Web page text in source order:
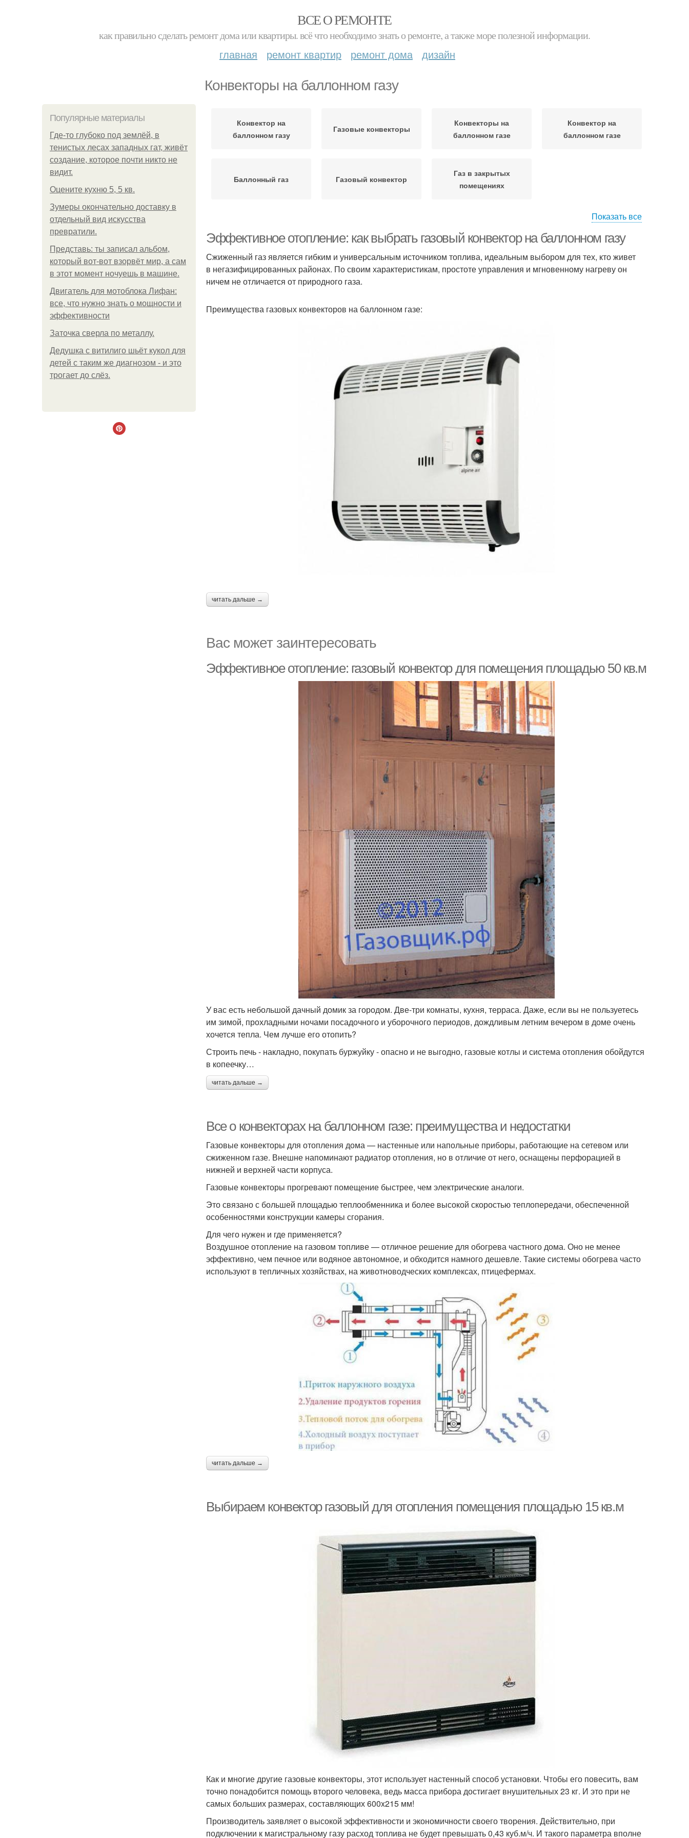
ВСЕ О РЕМОНТЕ
как правильно сделать ремонт дома или квартиры. всё что необходимо знать о ремонте, а также море полезной информации.
главная ремонт квартир ремонт дома дизайн
Конвекторы на баллонном газу
Популярные материалы
Где-то глубоко под землёй, в
тенистых лесах западных гат, живёт
создание, которое почти никто не
видит.
Оцените кухню 5, 5 кв.
Зумеры окончательно доставку в
отдельный вид искусства
превратили.
Представь: ты записал альбом,
который вот-вот взорвёт мир, а сам
в этот момент ночуешь в машине.
Двигатель для мотоблока Лифан:
все, что нужно знать о мощности и
эффективности
Заточка сверла по металлу.
Дедушка с витилиго шьёт кукол для
детей с таким же диагнозом - и это
трогает до слёз.
Конвектор на
баллонном газу
Газовые конвекторы
Конвекторы на
баллонном газе
Конвектор на
баллонном газе
Баллонный газ Газовый конвектор
Газ в закрытых
помещениях
Показать все
Эффективное отопление: как выбрать газовый конвектор на баллонном газу
Сжиженный газ является гибким и универсальным источником топлива, идеальным выбором для тех, кто живет
в негазифицированных районах. По своим характеристикам, простоте управления и мгновенному нагреву он
ничем не отличается от природного газа.
Преимущества газовых конвекторов на баллонном газе:
читать дальше →
Вас может заинтересовать
Эффективное отопление: газовый конвектор для помещения площадью 50 кв.м
У вас есть небольшой дачный домик за городом. Две-три комнаты, кухня, терраса. Даже, если вы не пользуетесь
им зимой, прохладными ночами посадочного и уборочного периодов, дождливым летним вечером в доме очень
хочется тепла. Чем лучше его отопить?
Строить печь - накладно, покупать буржуйку - опасно и не выгодно, газовые котлы и система отопления обойдутся
в копеечку…
читать дальше →
Все о конвекторах на баллонном газе: преимущества и недостатки
Газовые конвекторы для отопления дома — настенные или напольные приборы, работающие на сетевом или
сжиженном газе. Внешне напоминают радиатор отопления, но в отличие от него, оснащены перфорацией в
нижней и верхней части корпуса.
Газовые конвекторы прогревают помещение быстрее, чем электрические аналоги.
Это связано с большей площадью теплообменника и более высокой скоростью теплопередачи, обеспеченной
особенностями конструкции камеры сгорания.
Для чего нужен и где применяется?
Воздушное отопление на газовом топливе — отличное решение для обогрева частного дома. Оно не менее
эффективно, чем печное или водяное автономное, и обходится намного дешевле. Такие системы обогрева часто
используют в тепличных хозяйствах, на животноводческих комплексах, птицефермах.
читать дальше →
Выбираем конвектор газовый для отопления помещения площадью 15 кв.м
Как и многие другие газовые конвекторы, этот использует настенный способ установки. Чтобы его повесить, вам
точно понадобится помощь второго человека, ведь масса прибора достигает внушительных 23 кг. И это при не
самых больших размерах, составляющих 600x215 мм!
Производитель заявляет о высокой эффективности и экономичности своего творения. Действительно, при
подключении к магистральному газу расход топлива не будет превышать 0,43 куб.м/ч. И такого параметра вполне